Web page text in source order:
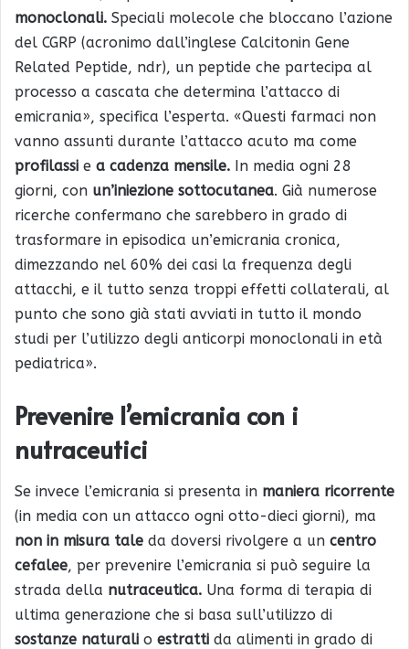
monoclonali. Speciali molecole che bloccano l’azione
del CGRP (acronimo dall’inglese Calcitonin Gene
Related Peptide, ndr), un peptide che partecipa al
processo a cascata che determina l’attacco di
emicrania», specifica l’esperta. «Questi farmaci non
vanno assunti durante l’attacco acuto ma come
profilassi e a cadenza mensile. In media ogni 28
giorni, con un’iniezione sottocutanea. Già numerose
ricerche confermano che sarebbero in grado di
trasformare in episodica un’emicrania cronica,
dimezzando nel 60% dei casi la frequenza degli
attacchi, e il tutto senza troppi effetti collaterali, al
punto che sono già stati avviati in tutto il mondo
studi per l’utilizzo degli anticorpi monoclonali in età
pediatrica».
Prevenire l’emicrania con i
nutraceutici
Se invece l’emicrania si presenta in maniera ricorrente
(in media con un attacco ogni otto-dieci giorni), ma
non in misura tale da doversi rivolgere a un centro
cefalee, per prevenire l’emicrania si può seguire la
strada della nutraceutica. Una forma di terapia di
ultima generazione che si basa sull’utilizzo di
sostanze naturali o estratti da alimenti in grado di